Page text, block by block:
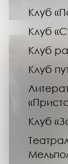
Клуб
Клуб
Клуб
Клуб
Клуб